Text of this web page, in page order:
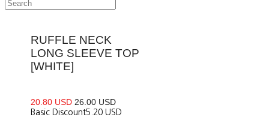
RUFFLE NECK
LONG SLEEVE TOP
[WHITE]
20.80 USD 26.00 USD
Basic Discount5.20 USD